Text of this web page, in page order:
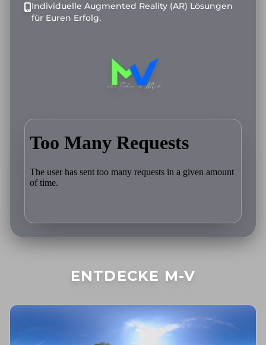
Individuelle Augmented Reality (AR) Lösungen
für Euren Erfolg.
ENTDECKE M-V